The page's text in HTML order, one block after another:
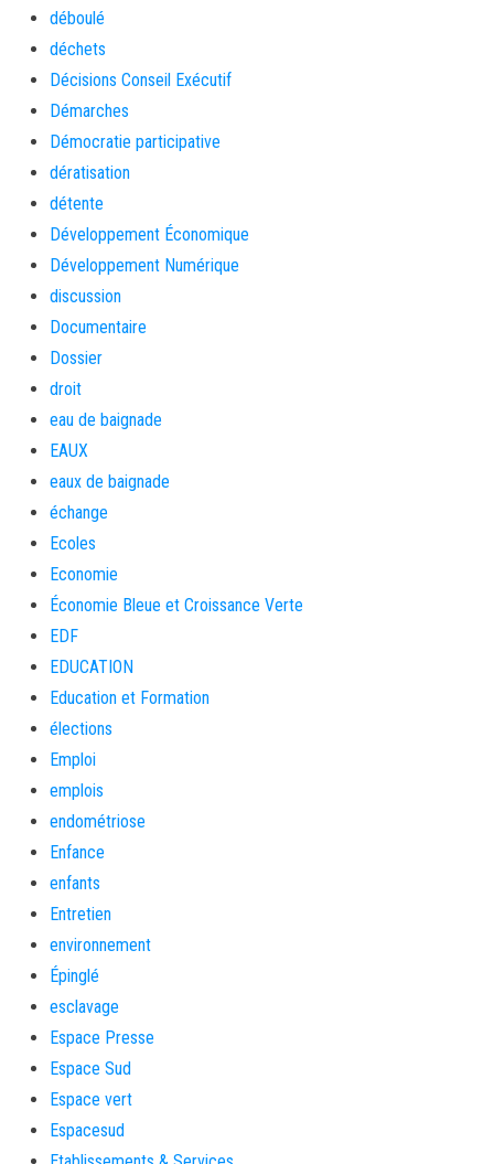
déboulé
déchets
Décisions Conseil Exécutif
Démarches
Démocratie participative
dératisation
détente
Développement Économique
Développement Numérique
discussion
Documentaire
Dossier
droit
eau de baignade
EAUX
eaux de baignade
échange
Ecoles
Economie
Économie Bleue et Croissance Verte
EDF
EDUCATION
Education et Formation
élections
Emploi
emplois
endométriose
Enfance
enfants
Entretien
environnement
Épinglé
esclavage
Espace Presse
Espace Sud
Espace vert
Espacesud